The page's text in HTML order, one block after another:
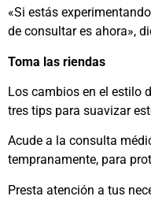
«Si estás
de consultar es ahora»,
Toma las riendas
Los cambios en el estilo
tres tips para suavizar
Acude a la consulta
tempranamente, para
Presta atención a tus